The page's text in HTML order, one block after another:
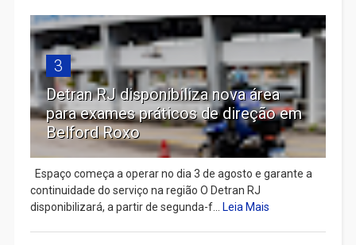
3
Detran RJ disponibiliza nova área
para exames práticos de direção em
Belford Roxo
Espaço começa a operar no dia 3 de agosto e garante a
continuidade do serviço na região O Detran RJ
disponibilizará, a partir de segunda-f...
Leia Mais